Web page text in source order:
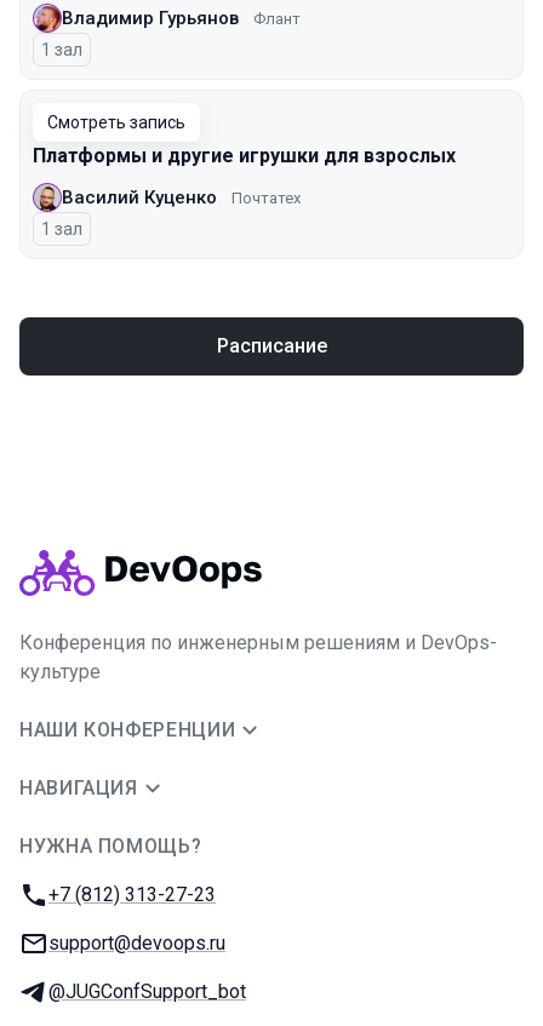
Владимир Гурьянов Флант
1 зал
Смотреть запись
Платформы и другие игрушки для взрослых
Василий Куценко Почтатех
1 зал
Расписание
Конференция по инженерным решениям и DevOps-
культуре
НАШИ КОНФЕРЕНЦИИ
НАВИГАЦИЯ
НУЖНА ПОМОЩЬ?
Телефон:
+7 (812) 313-27-23
E-mail:
support@devoops.ru
Телеграм:
@JUGConfSupport_bot